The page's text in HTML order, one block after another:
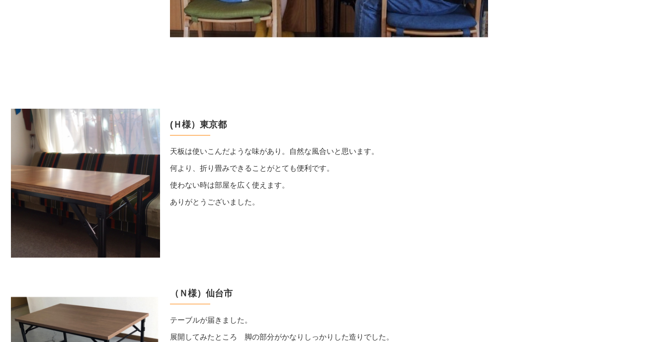
(Ｈ様）東京都
天板は使いこんだような味があり。自然な風合いと思います。
何より、折り畳みできることがとても便利です。
使わない時は部屋を広く使えます。
ありがとうございました。
（Ｎ様）仙台市
テーブルが届きました。
展開してみたところ 脚の部分がかなりしっかりした造りでした。